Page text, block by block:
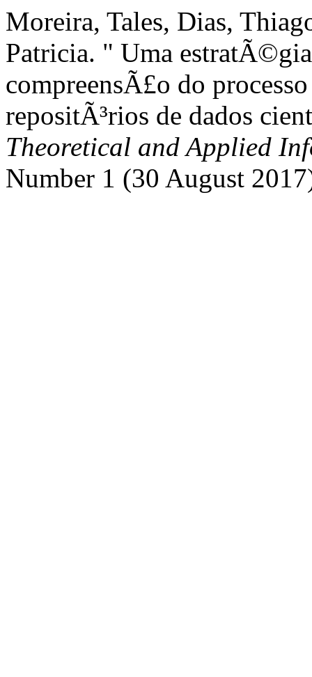
Moreira, Tales, Dias,
Patricia. " Uma
compreensÃ£o do
repositÃ³rios de dados
Theoretical and Applied
Number 1 (30 August